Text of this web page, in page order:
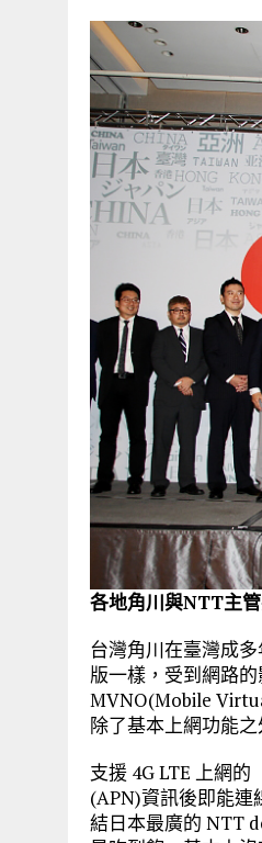
各地角川與NTT主
台灣角川在臺灣成
版一樣，受到網路
MVNO(Mobile
除了基本上網功能
支援 4G LTE 上網
(APN)資訊後即能連
結日本最廣的 NTT